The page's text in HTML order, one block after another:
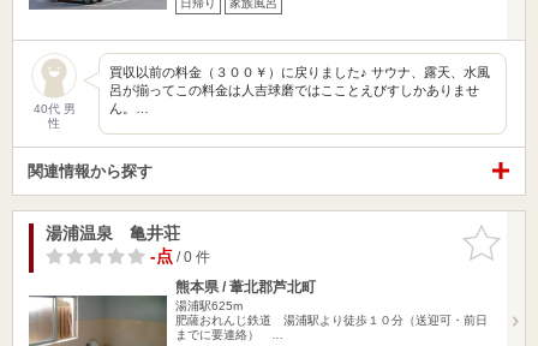
日帰り 家族風呂
40代 男
性
買収以前の料金（３００￥）に戻りました♪ サウナ、露天、水風
呂が揃ってこの料金は人吉球磨ではこことえびすしかありませ
ん。…
関連情報から探す
お気に入
りに追加
湯浦温泉 亀井荘
-点/ 0 件
熊本県 / 葦北郡芦北町
湯浦駅625m
肥薩おれんじ鉄道 湯浦駅より徒歩１０分（送迎可・前日
までに要連絡） …